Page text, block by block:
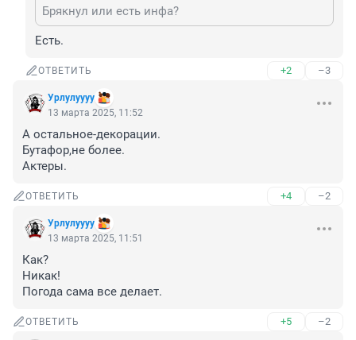
Брякнул или есть инфа?
Есть.
ОТВЕТИТЬ +2 –3
Урлулуууу
13 марта 2025, 11:52
А остальное-декорации.
Бутафор,не более.
Актеры.
ОТВЕТИТЬ +4 –2
Урлулуууу
13 марта 2025, 11:51
Как?
Никак!
Погода сама все делает.
ОТВЕТИТЬ +5 –2